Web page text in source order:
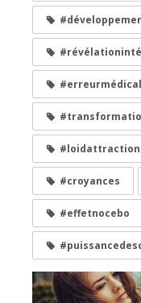
#loidattraction
#croyances
#effetnocebo